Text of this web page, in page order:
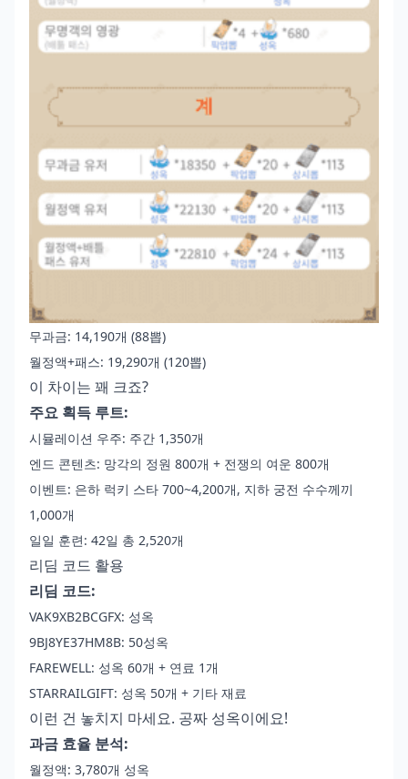
무과금: 14,190개 (88뽑)
월정액+패스: 19,290개 (120뽑)
이 차이는 꽤 크죠?
주요 획득 루트:
시뮬레이션 우주: 주간 1,350개
엔드 콘텐츠: 망각의 정원 800개 + 전쟁의 여운 800개
이벤트: 은하 럭키 스타 700~4,200개, 지하 궁전 수수께끼
1,000개
일일 훈련: 42일 총 2,520개
리딤 코드 활용
리딤 코드:
VAK9XB2BCGFX: 성옥
9BJ8YE37HM8B: 50성옥
FAREWELL: 성옥 60개 + 연료 1개
STARRAILGIFT: 성옥 50개 + 기타 재료
이런 건 놓치지 마세요. 공짜 성옥이에요!
과금 효율 분석:
월정액: 3,780개 성옥